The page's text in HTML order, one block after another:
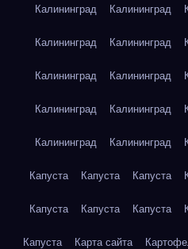
Калининград Калининград
Калининград Калининград
Калининград Калининград
Калининград Калининград
Калининград Калининград
Капуста Капуста Капуста
Капуста Капуста Капуста
Капуста Карта сайта